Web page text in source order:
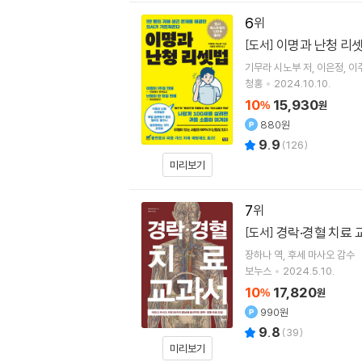
6
미리보기
[도서] 이명과 난청 리
기무라 시노부저 이은정 이
청홍
2024.10.10.
10% 15,930원
880원
9.9 (126)
7
미리보기
[도서] 경락·경혈 치료
장하나 역 후세 마사오 감수
보누스
2024.5.10.
10% 17,820원
990원
9.8 (39)